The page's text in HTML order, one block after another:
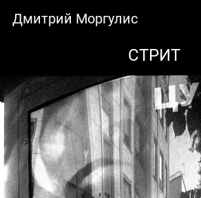
Дмитрий Моргулис
СТРИТ